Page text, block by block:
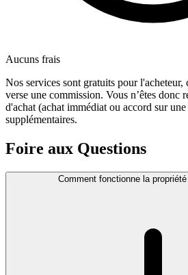
Aucuns frais
Nos services sont gratuits pour l'acheteur,
verse une commission. Vous n’êtes donc
d'achat (achat immédiat ou accord sur
supplémentaires.
Foire aux Questions
Comment fonctionne la